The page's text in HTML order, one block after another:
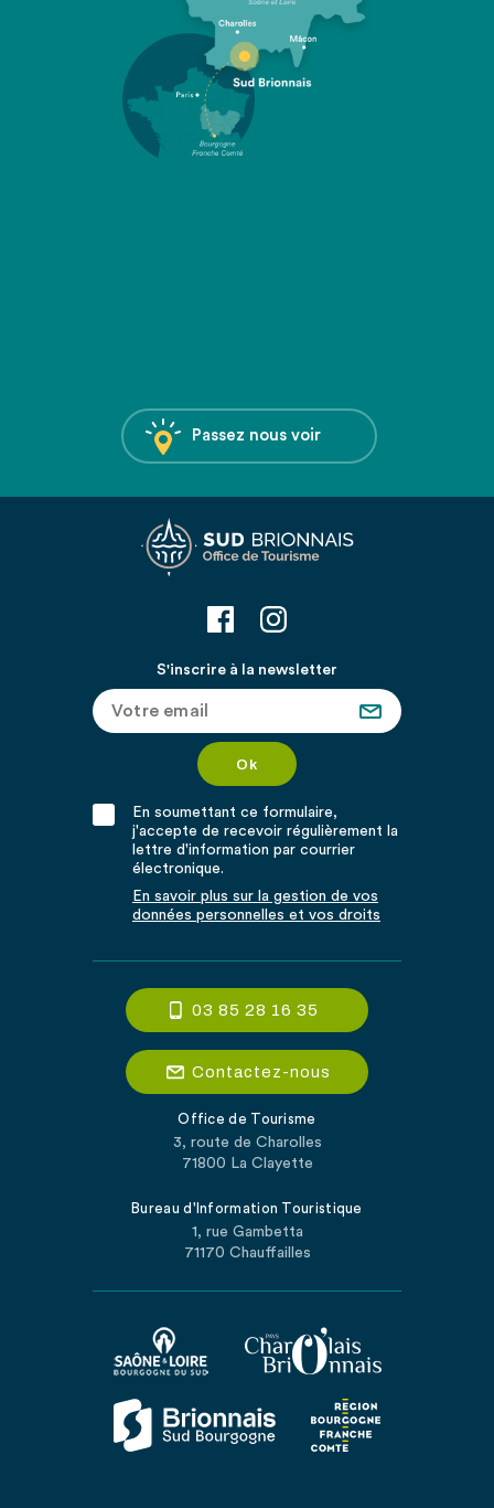
Passez nous voir
S'inscrire à la newsletter
En soumettant ce formulaire,
j'accepte de recevoir régulièrement la
lettre d'information par courrier
électronique.
En savoir plus sur la gestion de vos
données personnelles et vos droits
03 85 28 16 35
Contactez-nous
Office de Tourisme
3, route de Charolles
71800 La Clayette
Bureau d'Information Touristique
1, rue Gambetta
71170 Chauffailles